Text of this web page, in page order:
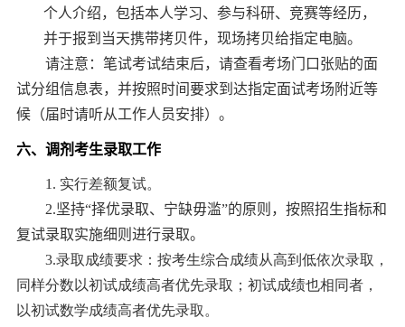
个人介绍，包括本人学习、参与科研、竞赛等经历，
并于报到当天携带拷贝件，现场拷贝给指定电脑。
请注意：笔试考试结束后，请查看考场门口张贴的面
试分组信息表，并按照时间要求到达指定面试考场附近等
候（届时请听从工作人员安排）。
六、 调剂考生录取工作
1. 实行差额复试。
2.坚持“择优录取、宁缺毋滥”的原则，按照招生指标和
复试录取实施细则进行录取。
3.录取成绩要求：按考生综合成绩从高到低依次录取，
同样分数以初试成绩高者优先录取；初试成绩也相同者，
以初试数学成绩高者优先录取。